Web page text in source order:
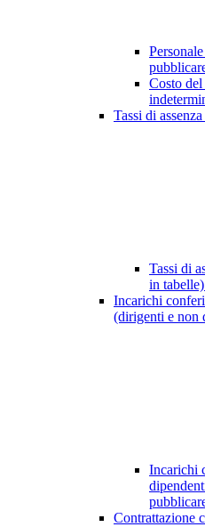
Costo del
Tassi di assenza
Tassi di
in tabelle)
Incarichi
(dirigenti e non
Incarichi
Contrattazione